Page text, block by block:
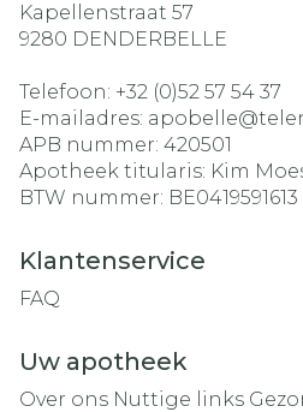
Kapellenstraat 57
9280 DENDERBELLE
Telefoon: +32 (0)52 57 54 37
E-mailadres: apobelle@
APB nummer: 420501
Apotheek titularis: Kim
BTW nummer: BE0419591613
Klantenservice
FAQ
Uw apotheek
Over ons Nuttige links